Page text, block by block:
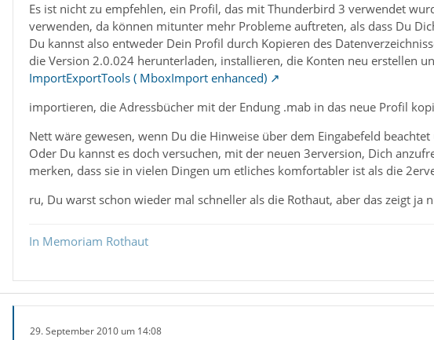
Es ist nicht zu empfehlen, ein Profil, das mit Thunderbird 3 verwendet
verwenden, da können mitunter mehr Probleme auftreten, als dass Du
Du kannst also entweder Dein Profil durch Kopieren des
die Version 2.0.024 herunterladen, installieren, die Konten neu erstellen
ImportExportTools ( MboxImport enhanced)
importieren, die Adressbücher mit der Endung .mab in das neue Profil
Nett wäre gewesen, wenn Du die Hinweise über dem Eingabefeld
Oder Du kannst es doch versuchen, mit der neuen 3erversion, Dich
merken, dass sie in vielen Dingen um etliches komfortabler ist als die
ru, Du warst schon wieder mal schneller als die Rothaut, aber das zeigt ja
In Memoriam Rothaut
29. September 2010 um 14:08